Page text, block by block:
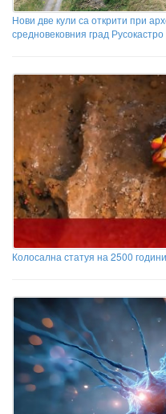
Нови две кули са открити при
средновековния град Русокастро
Колосална статуя на 2500